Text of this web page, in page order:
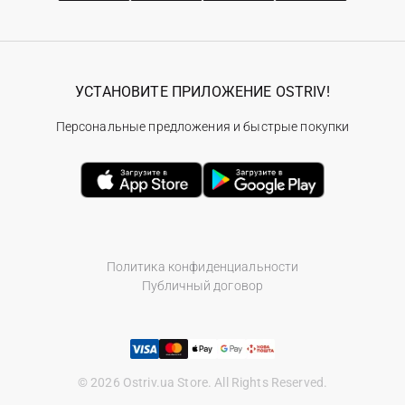
Политика конфиденциальности
Публичный договор
© 2026 Ostriv.ua Store. All Rights Reserved.
УСТАНОВИТЕ ПРИЛОЖЕНИЕ OSTRIV!
Персональные предложения и быстрые покупки